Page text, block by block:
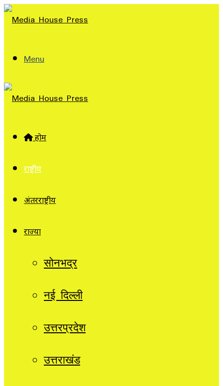
Menu
होम
राष्ट्रीय
अंतरराष्ट्रीय
राज्यों
सोनभद्र
नई दिल्ली
उत्तरप्रदेश
उत्तराखंड